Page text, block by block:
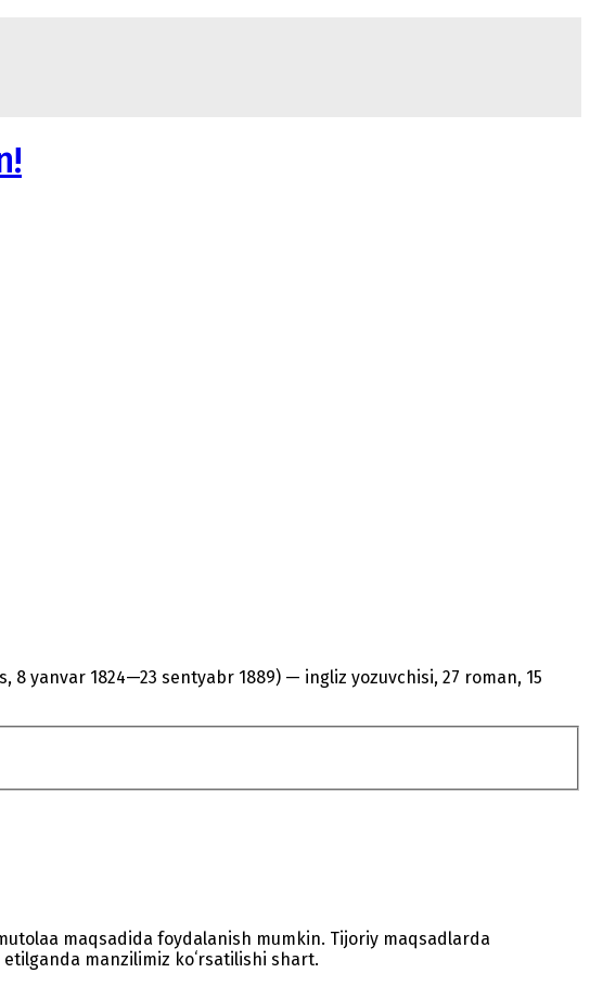
8 yanvar 1824—23 sentyabr 1889) — ingliz yozuvchisi, 27 roman, 15
maqsadida foydalanish mumkin. Tijoriy maqsadlarda
manzilimiz koʻrsatilishi shart.